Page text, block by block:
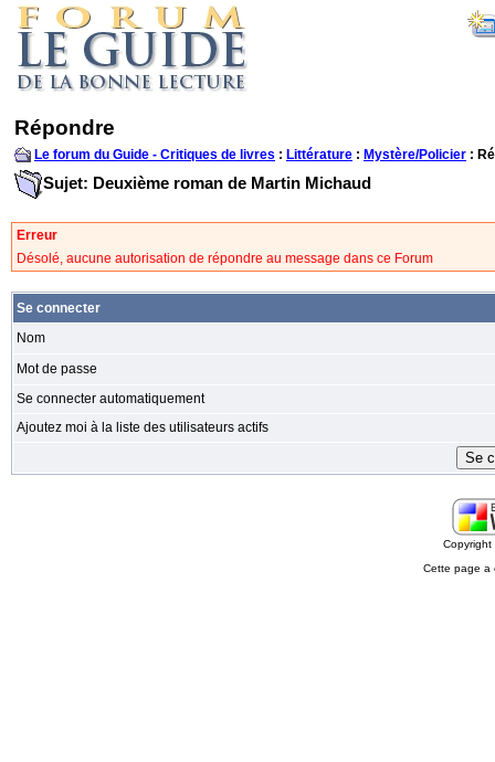
Répondre
Le forum du Guide - Critiques de livres : Littérature : Mystère/Policier :
Sujet: Deuxième roman de Martin Michaud
Erreur
Désolé, aucune autorisation de répondre au message dans ce Forum
Se connecter
Nom
Mot de passe
Se connecter automatiquement
Ajoutez moi à la liste des utilisateurs actifs
Cette page a